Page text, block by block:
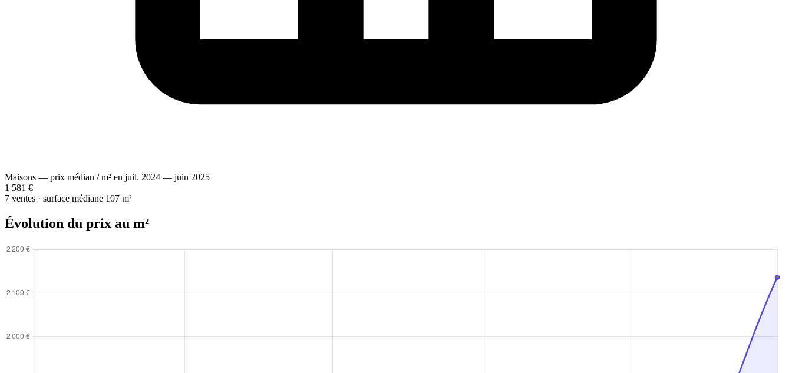
Maisons — prix médian / m² en juil. 2024 — juin 2025
1 581 €
7 ventes · surface médiane 107 m²
Évolution du prix au m²